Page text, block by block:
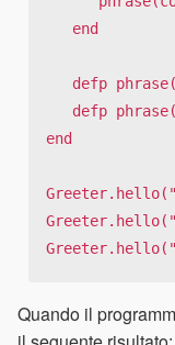
end
Quando il